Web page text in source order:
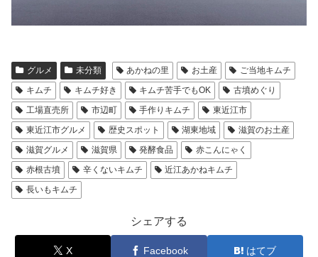
グルメ 未分類 あかねの里 お土産
ご当地キムチ
キムチ
キムチ好き キムチ苦手でもOK
古墳めぐり
工場直売所
市辺町 手作りキムチ
東近江市
東近江市グルメ
歴史スポット 湖東地域
滋賀のお土産
滋賀グルメ
滋賀県 発酵食品
赤こんにゃく
赤根古墳
辛くないキムチ
近江あかねキムチ
長いもキムチ
シェアする
X Facebook はてブ